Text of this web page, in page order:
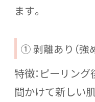
ます。
① 剥離あり（強
特徴：ピーリン
間かけて新しい